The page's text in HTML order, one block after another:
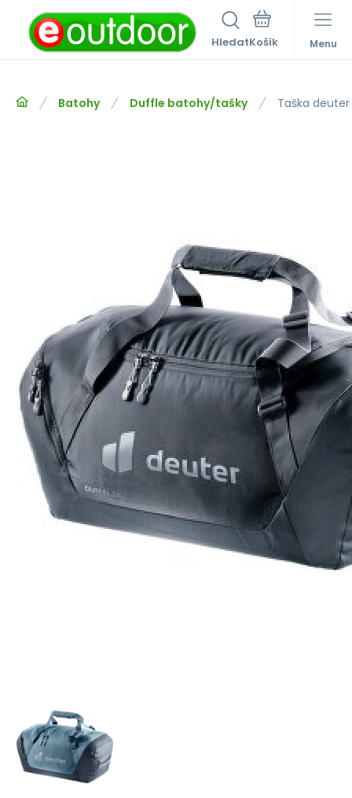
Hledat Menu
Batohy Duffle batohy/tašky Taška